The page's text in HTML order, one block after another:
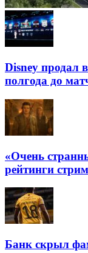
Disney продал
полгода до
«Очень
рейтинги
Банк скрыл